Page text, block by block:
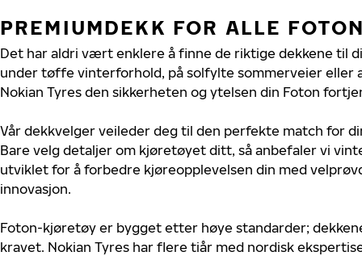
PREMIUMDEKK FOR ALLE
Det har aldri vært enklere å finne de riktige dekkene til
under tøffe vinterforhold, på solfylte sommerveier eller
Nokian Tyres den sikkerheten og ytelsen din Foton
Vår dekkvelger veileder deg til den perfekte match for
Bare velg detaljer om kjøretøyet ditt, så anbefaler vi
utviklet for å forbedre kjøreopplevelsen din med
innovasjon.
Foton-kjøretøy er bygget etter høye standarder;
kravet. Nokian Tyres har flere tiår med nordisk